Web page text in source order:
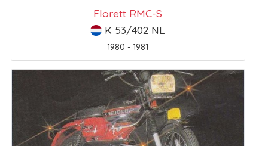
Florett RMC-S
K 53/402 NL
1980 - 1981